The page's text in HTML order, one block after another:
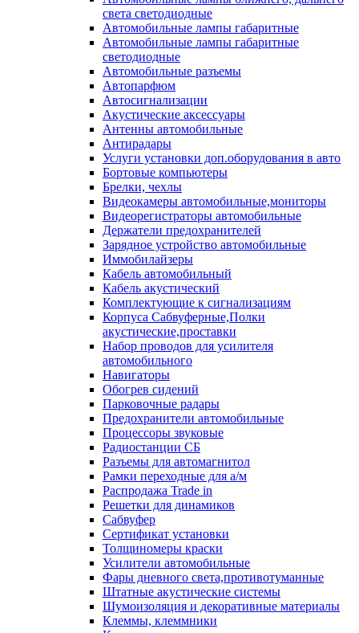
света светодиодные
Автомобильные лампы габаритные
Автомобильные лампы габаритные
светодиодные
Автомобильные разъемы
Автопарфюм
Автосигнализации
Акустические аксессуары
Антенны автомобильные
Антирадары
Услуги установки доп.оборудования в авто
Бортовые компьютеры
Брелки, чехлы
Видеокамеры автомобильные,мониторы
Видеорегистраторы автомобильные
Держатели предохранителей
Зарядное устройство автомобильные
Иммобилайзеры
Кабель автомобильный
Кабель акустический
Комплектующие к сигнализациям
Корпуса Сабвуферные,Полки
акустические,проставки
Набор проводов для усилителя
автомобильного
Навигаторы
Обогрев сидений
Парковочные радары
Предохранители автомобильные
Процессоры звуковые
Радиостанции СБ
Разъемы для автомагнитол
Рамки переходные для а/м
Распродажа Trade in
Решетки для динамиков
Сабвуфер
Сертификат установки
Толщиномеры краски
Усилители автомобильные
Фары дневного света,противотуманные
Штатные акустические системы
Шумоизоляция и декоративные материалы
Клеммы, клеммники